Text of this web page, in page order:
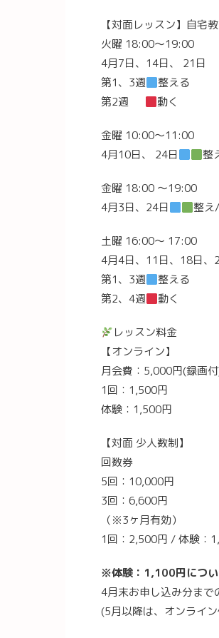
【対面レッスン】自宅
火曜 18:00〜19:00
4月7日、14日、 21日
第1、3週
整える
第2週
動く
金曜 10:00〜11:00
4月10日、 24日
整
金曜 18:00 〜19:00
4月3日、24日
整え
土曜 16:00〜 17:00
4月4日、11日、18日、
第1、3週
整える
第2、4週
動く
レッスン料金
【オンライン】
月会費：5,000円(録画
1回：1,500円
体験：1,500円
【対面 少人数制】
回数券
5回：10,000円
3回：6,600円
（※3ヶ月有効）
1回：2,500円 / 体験：
※体験：1,100円につ
4月末お申し込み分まで
(5月以降は、オンライ